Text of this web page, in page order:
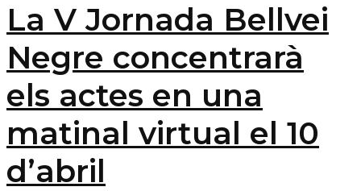
La V Jornada Bellvei
Negre concentrarà
els actes en una
matinal virtual el 10
d’abril